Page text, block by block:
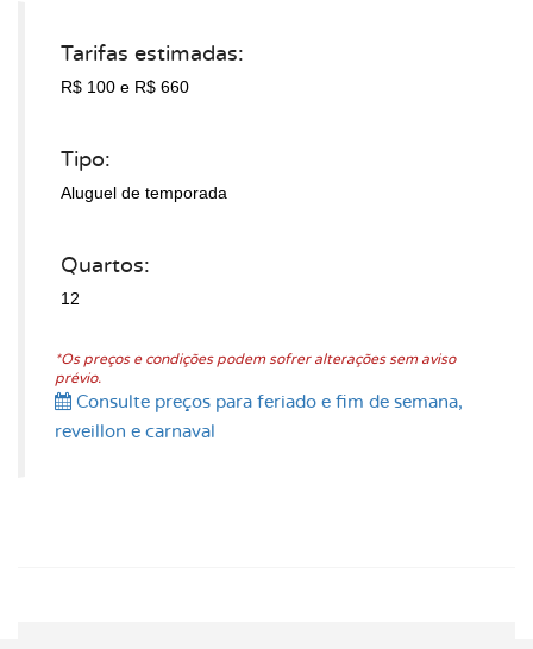
Tarifas estimadas:
R$ 100 e R$ 660
Tipo:
Aluguel de temporada
Quartos:
12
*Os preços e condições podem sofrer alterações sem aviso
prévio.
Consulte preços para feriado e fim de semana,
reveillon e carnaval